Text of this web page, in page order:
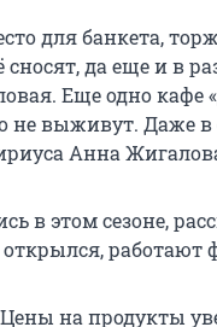
для банкета,
да еще и в
Еще одно
не выживут. Даже в
Анна
в этом сезоне,
открылся,
на продукты